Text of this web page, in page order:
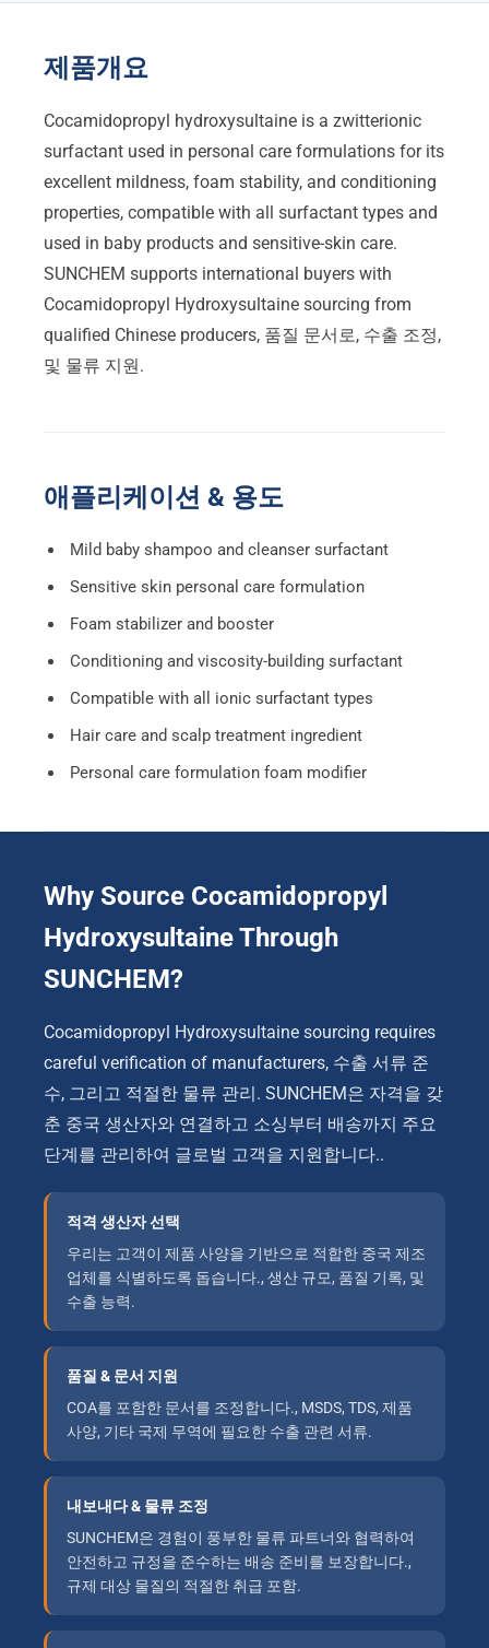
제품개요
Cocamidopropyl hydroxysultaine is a zwitterionic
surfactant used in personal care formulations for its
excellent mildness, foam stability, and conditioning
properties, compatible with all surfactant types and
used in baby products and sensitive-skin care.
SUNCHEM supports international buyers with
Cocamidopropyl Hydroxysultaine sourcing from
qualified Chinese producers, 품질 문서로, 수출 조정,
및 물류 지원.
애플리케이션 & 용도
Mild baby shampoo and cleanser surfactant
Sensitive skin personal care formulation
Foam stabilizer and booster
Conditioning and viscosity-building surfactant
Compatible with all ionic surfactant types
Hair care and scalp treatment ingredient
Personal care formulation foam modifier
Why Source Cocamidopropyl
Hydroxysultaine Through
SUNCHEM?
Cocamidopropyl Hydroxysultaine sourcing requires
careful verification of manufacturers, 수출 서류 준
수, 그리고 적절한 물류 관리. SUNCHEM은 자격을 갖
춘 중국 생산자와 연결하고 소싱부터 배송까지 주요
단계를 관리하여 글로벌 고객을 지원합니다..
적격 생산자 선택
우리는 고객이 제품 사양을 기반으로 적합한 중국 제조
업체를 식별하도록 돕습니다., 생산 규모, 품질 기록, 및
수출 능력.
품질 & 문서 지원
COA를 포함한 문서를 조정합니다., MSDS, TDS, 제품
사양, 기타 국제 무역에 필요한 수출 관련 서류.
내보내다 & 물류 조정
SUNCHEM은 경험이 풍부한 물류 파트너와 협력하여
안전하고 규정을 준수하는 배송 준비를 보장합니다.,
규제 대상 물질의 적절한 취급 포함.